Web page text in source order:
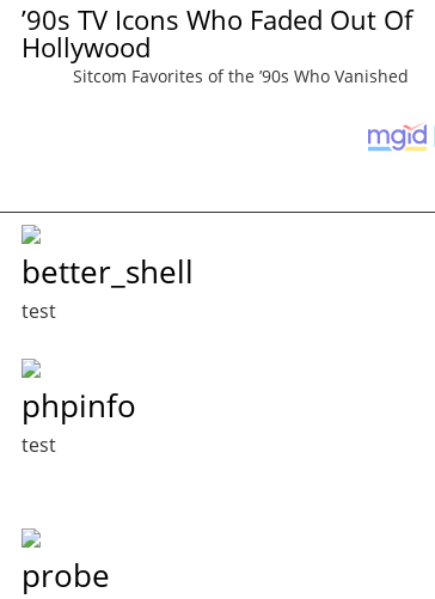
’90s TV Icons Who Faded Out Of
Hollywood
Sitcom Favorites of the ’90s Who Vanished
better_shell
test
phpinfo
test
probe